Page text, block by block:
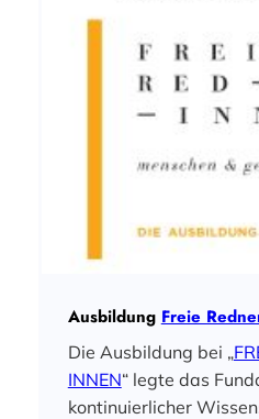
Ausbildung Freie
Die Ausbildung bei „
INNEN“ legte das
kontinuierlicher